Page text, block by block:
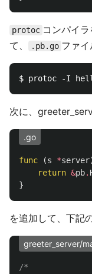
protoc コンパイラ
て、
.pb.go ファイ
次に、
.go
func (s *server
return &pb.
}
を追加して、下記
greeter_server/
/*